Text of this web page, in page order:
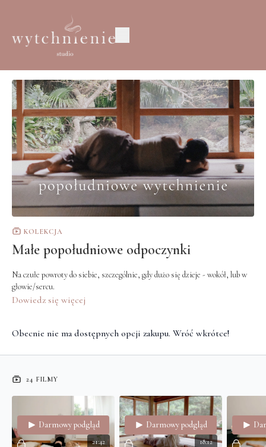
KOLEKCJA
Małe popołudniowe odpoczynki
Na czułe powroty do siebie, szczególnie, gdy dużo się dzieje - wokół, lub w
głowie/sercu.
Dowiedz się więcej
Obecnie nie ma dostępnych opcji zakupu. Wróć wkrótce!
24 FILMY
21:42
Darmowy podgląd
18:12
Darmowy podgląd